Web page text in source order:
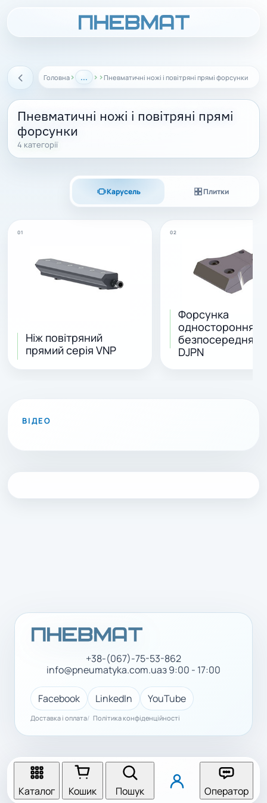
Назад Головна › ... › ›Пневматичні ножі і повітряні прямі форсунки
Пневматичні ножі і повітряні прямі
форсунки
4 категорії
Карусель Плитки
01
Ніж повітряний
прямий серія VNP
02
Форсунка
одностороння,
безпосередня,
DJPN
ВІДЕОВІДТВОРИТИ ВІДЕО
+38-(067)-75-53-862
info@pneumatyka.com.uaз 9:00 - 17:00
Facebook LinkedIn YouTube
Доставка і оплата Політика конфіденційності
Каталог Кошик Пошук Оператор